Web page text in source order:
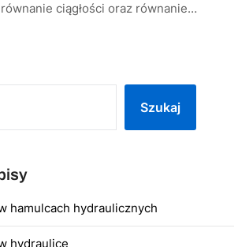
ciągłości oraz równanie…
Szukaj
hamulcach hydraulicznych
hydraulice